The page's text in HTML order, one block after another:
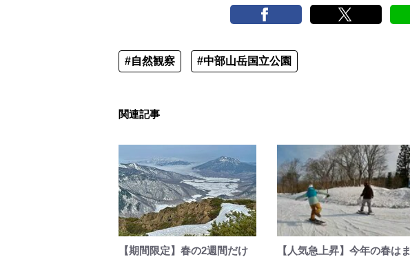
#自然観察 #中部山岳国立公園
関連記事
【期間限定】春の2週間だけ
【人気急上昇】今年の春はま